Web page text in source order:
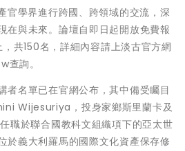
官學界進行跨國、跨領域的交流，深
在與未來。論壇自即日起開放免費報
共150名，詳細內容請上淡古官方網
詢。
者名單已在官網公布，其中備受矚目
Wijesuriya，投身家鄉斯里蘭卡及
職於聯合國教科文組織項下的亞太世
於義大利羅馬的國際文化資產保存修